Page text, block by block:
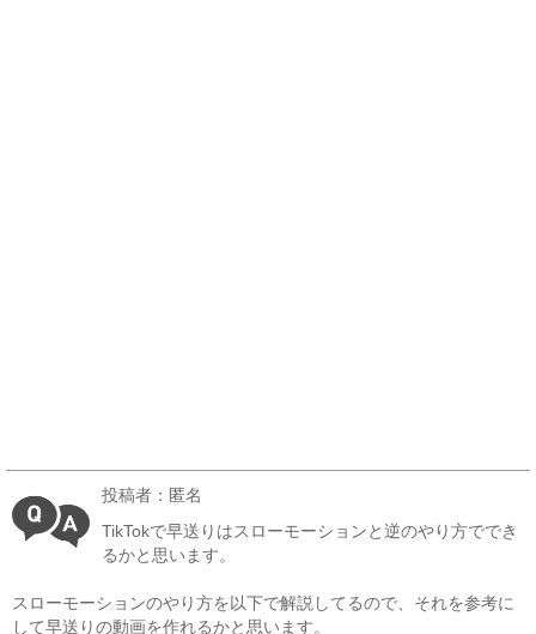
投稿者：匿名
TikTokで早送りはスローモーションと逆のやり方ででき
るかと思います。
スローモーションのやり方を以下で解説してるので、それを参考に
して早送りの動画を作れるかと思います。